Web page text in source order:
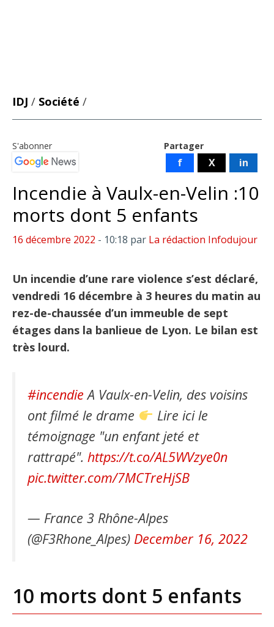
IDJ / Société /
Partager
f X in
S'abonner
Incendie à Vaulx-en-Velin :10
morts dont 5 enfants
16 décembre 2022 - 10:18 par La rédaction Infodujour
Un incendie d’une rare violence s’est déclaré,
vendredi 16 décembre à 3 heures du matin au
rez-de-chaussée d’un immeuble de sept
étages dans la banlieue de Lyon. Le bilan est
très lourd.
#incendie A Vaulx-en-Velin, des voisins
ont filmé le drame
Lire ici le
témoignage "un enfant jeté et
rattrapé". https://t.co/AL5WVzye0n
pic.twitter.com/7MCTreHjSB
— France 3 Rhône-Alpes
(@F3Rhone_Alpes) December 16, 2022
10 morts dont 5 enfants